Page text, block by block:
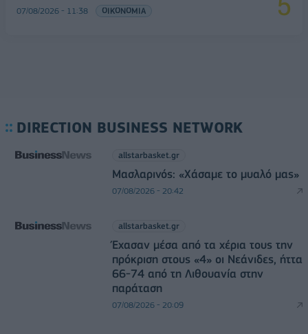
07/08/2026 - 11:38 ΟΙΚΟΝΟΜΙΑ
DIRECTION BUSINESS NETWORK
allstarbasket.gr
Μασλαρινός: «Χάσαμε το μυαλό μας»
07/08/2026 - 20:42
allstarbasket.gr
Έχασαν μέσα από τα χέρια τους την
πρόκριση στους «4» οι Νεάνιδες, ήττα
66-74 από τη Λιθουανία στην
παράταση
07/08/2026 - 20:09